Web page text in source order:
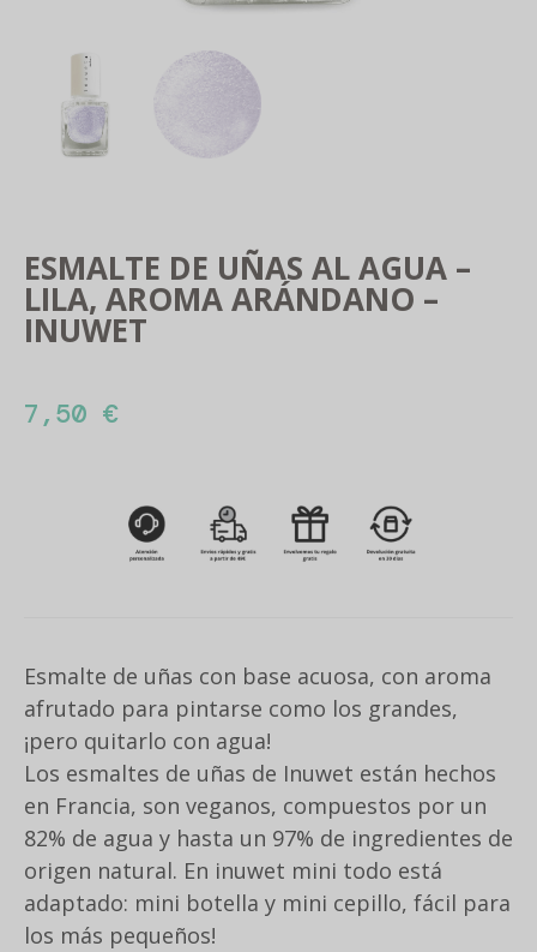
ESMALTE DE UÑAS AL AGUA –
LILA, AROMA ARÁNDANO –
INUWET
7,50 €
Esmalte de uñas con base acuosa, con aroma
afrutado para pintarse como los grandes,
¡pero quitarlo con agua!
Los esmaltes de uñas de Inuwet están hechos
en Francia, son veganos, compuestos por un
82% de agua y hasta un 97% de ingredientes de
origen natural. En inuwet mini todo está
adaptado: mini botella y mini cepillo, fácil para
los más pequeños!